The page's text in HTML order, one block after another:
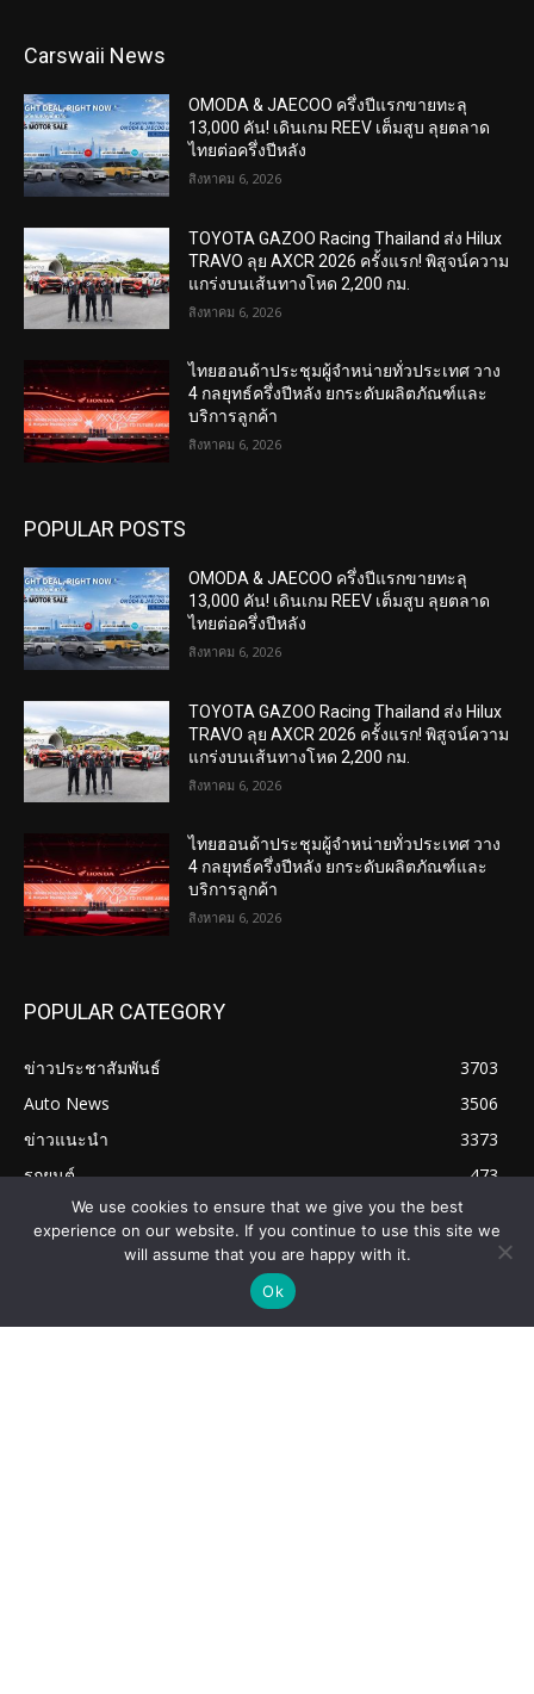
Carswaii News
OMODA & JAECOO ครึ่งปีแรกขายทะลุ
13,000 คัน! เดินเกม REEV เต็มสูบ ลุยตลาด
ไทยต่อครึ่งปีหลัง
สิงหาคม 6, 2026
TOYOTA GAZOO Racing Thailand ส่ง Hilux
TRAVO ลุย AXCR 2026 ครั้งแรก! พิสูจน์ความ
แกร่งบนเส้นทางโหด 2,200 กม.
สิงหาคม 6, 2026
ไทยฮอนด้าประชุมผู้จำหน่ายทั่วประเทศ วาง
4 กลยุทธ์ครึ่งปีหลัง ยกระดับผลิตภัณฑ์และ
บริการลูกค้า
สิงหาคม 6, 2026
POPULAR POSTS
OMODA & JAECOO ครึ่งปีแรกขายทะลุ
13,000 คัน! เดินเกม REEV เต็มสูบ ลุยตลาด
ไทยต่อครึ่งปีหลัง
สิงหาคม 6, 2026
TOYOTA GAZOO Racing Thailand ส่ง Hilux
TRAVO ลุย AXCR 2026 ครั้งแรก! พิสูจน์ความ
แกร่งบนเส้นทางโหด 2,200 กม.
สิงหาคม 6, 2026
ไทยฮอนด้าประชุมผู้จำหน่ายทั่วประเทศ วาง
4 กลยุทธ์ครึ่งปีหลัง ยกระดับผลิตภัณฑ์และ
บริการลูกค้า
สิงหาคม 6, 2026
POPULAR CATEGORY
ข่าวประชาสัมพันธ์
3703
Auto News
3506
ข่าวแนะนำ
3373
รถยนต์
473
รถยนต์ไฟฟ้า
ไทยฮอนด้า
We use cookies to ensure that we give you the best
experience on our website. If you continue to use this site we
will assume that you are happy with it.
Ok